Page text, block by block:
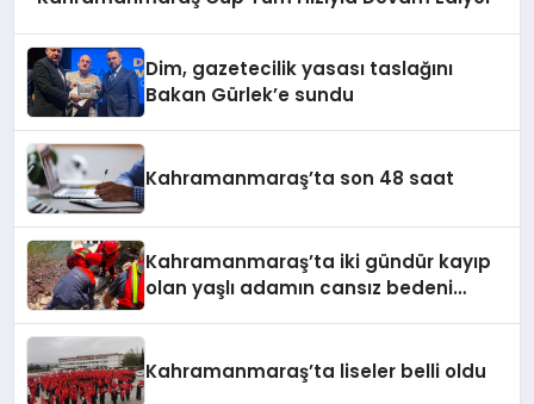
Dim, gazetecilik yasası taslağını
Bakan Gürlek’e sundu
Kahramanmaraş’ta son 48 saat
Kahramanmaraş’ta iki gündür kayıp
olan yaşlı adamın cansız bedeni
Kahramanmaraş’ta liseler belli oldu